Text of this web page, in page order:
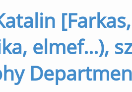
elmef...),